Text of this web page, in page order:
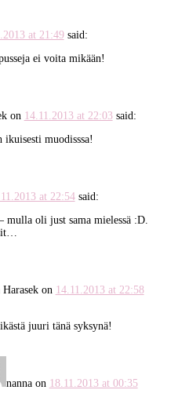
at 21:49 said:
ei voita mikään!
on 14.11.2013 at 22:03 said:
muodisssa!
at 22:54 said:
mulla oli just sama mielessä :D.
Harasekon 14.11.2013 at 22:58
juuri tänä syksynä!
nannaon 18.11.2013 at 00:35